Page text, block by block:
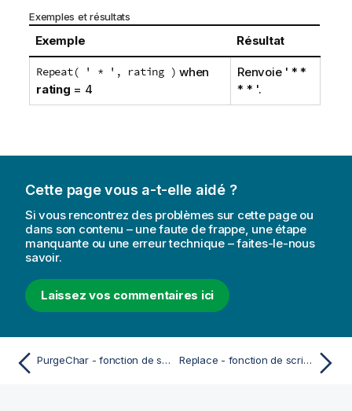
Exemples et résultats
Exemple Résultat
Repeat( ' * ', rating ) when
rating = 4
Renvoie ' * *
* * '.
Cette page vous a-t-elle aidé ?
Si vous rencontrez des problèmes sur cette page ou
dans son contenu – une faute de frappe, une étape
manquante ou une erreur technique – faites-le-nous
savoir.
Laissez vos commentaires ici
PurgeChar - fonction de script et fonction de graphique Replace - fonction de script et fonction de graphique